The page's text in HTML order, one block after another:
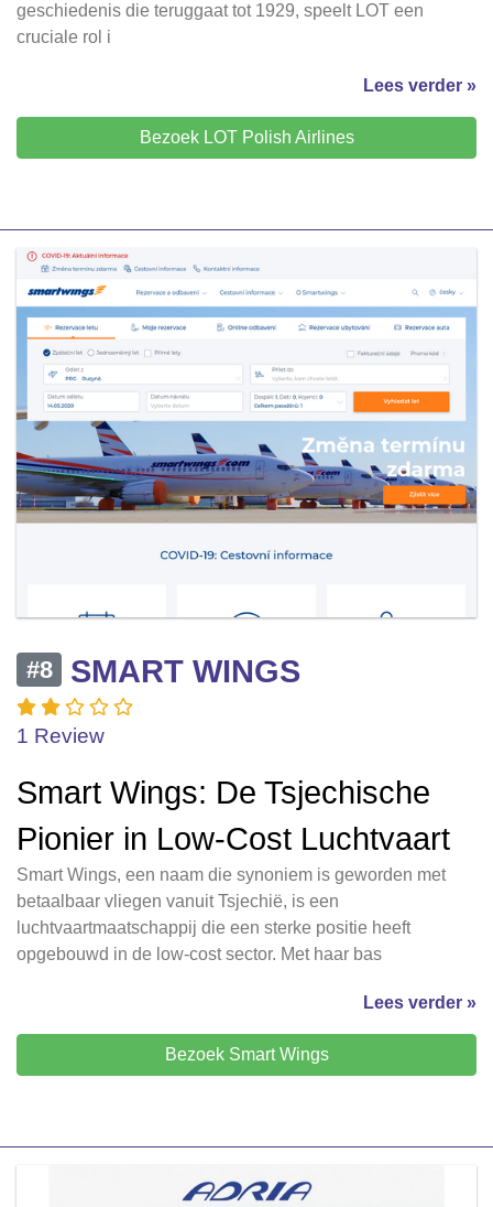
geschiedenis die teruggaat tot 1929, speelt LOT een
cruciale rol i
Lees verder »
Bezoek LOT Polish Airlines
#8 SMART WINGS
1 Review
Smart Wings: De Tsjechische
Pionier in Low-Cost Luchtvaart
Smart Wings, een naam die synoniem is geworden met
betaalbaar vliegen vanuit Tsjechië, is een
luchtvaartmaatschappij die een sterke positie heeft
opgebouwd in de low-cost sector. Met haar bas
Lees verder »
Bezoek Smart Wings